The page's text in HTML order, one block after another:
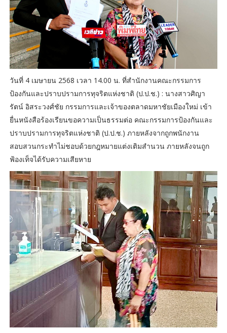
วันที่ 4 เมษายน 2568 เวลา 14.00 น. ที่สำนักงานคณะกรรมการ
ป้องกันและปราบปรามการทุจริตแห่งชาติ (ป.ป.ช.) : นางสาวศิญา
รัตน์ อิสระวงศ์ชัย กรรมการและเจ้าของตลาดมหาชัยเมืองใหม่ เข้า
ยื่นหนังสือร้องเรียนขอความเป็นธรรมต่อ คณะกรรมการป้องกันและ
ปราบปรามการทุจริตแห่งชาติ (ป.ป.ช.) ภายหลังจากถูกพนักงาน
สอบสวนกระทำไม่ชอบด้วยกฎหมายแต่งเติมสำนวน ภายหลังจนถูก
ฟ้องเท็จได้รับความเสียหาย